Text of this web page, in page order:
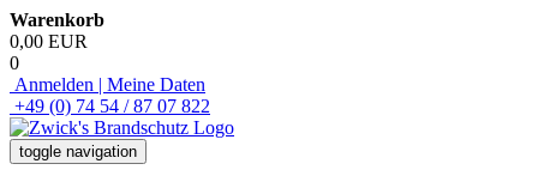
Warenkorb
0,00 EUR
0
Anmelden | Meine Daten
+49 (0) 74 54 / 87 07 822
toggle navigation